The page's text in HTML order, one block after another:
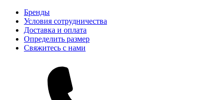
Бренды
Условия сотрудничества
Доставка и оплата
Определить размер
Свяжитесь с нами